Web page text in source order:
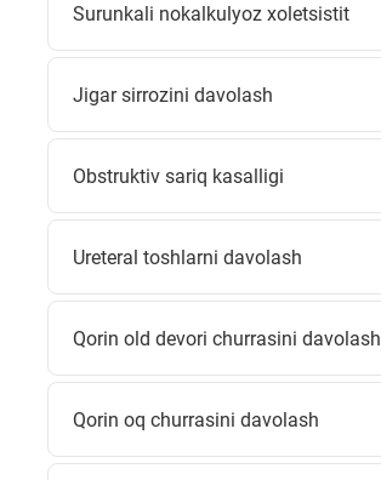
Surunkali nokalkulyoz xoletsistit
Jigar sirrozini davolash
Obstruktiv sariq kasalligi
Ureteral toshlarni davolash
Qorin old devori churrasini davolash
Qorin oq churrasini davolash